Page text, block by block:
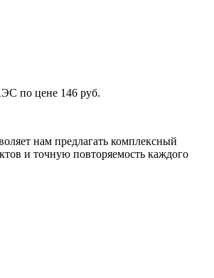
по цене 146 руб.
нам предлагать комплексный
и точную повторяемость каждого